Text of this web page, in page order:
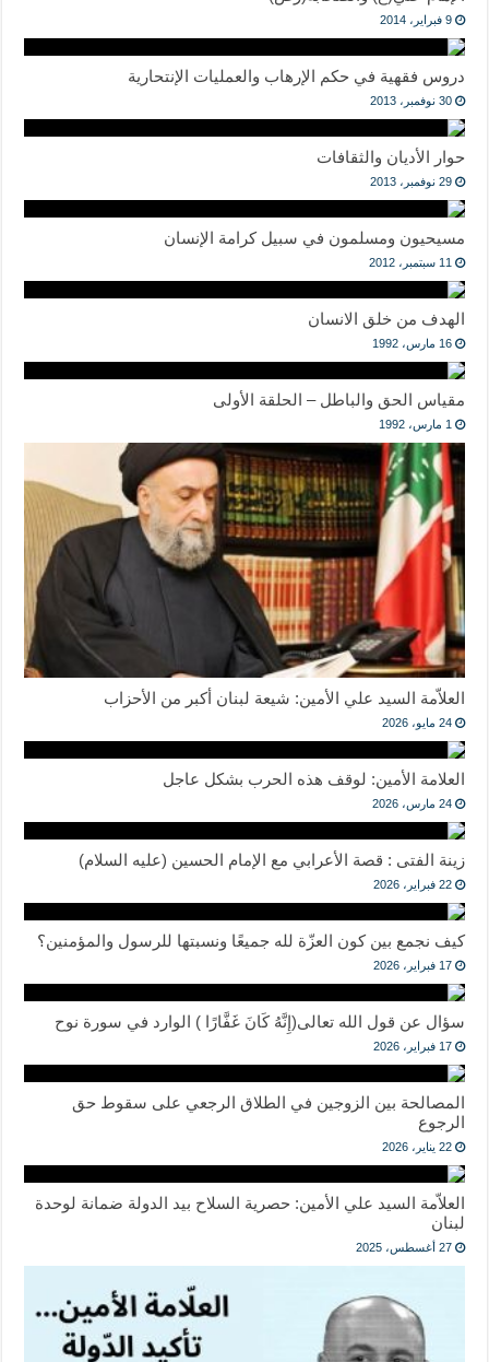
9 فبراير، 2014
دروس فقهية في حكم الإرهاب والعمليات الإنتحارية
30 نوفمبر، 2013
حوار الأديان والثقافات
29 نوفمبر، 2013
مسيحيون ومسلمون في سبيل كرامة الإنسان
11 سبتمبر، 2012
الهدف من خلق الانسان
16 مارس، 1992
مقياس الحق والباطل – الحلقة الأولى
1 مارس، 1992
العلاّمة السيد علي الأمين: شيعة لبنان أكبر من الأحزاب
24 مايو، 2026
العلامة الأمين: لوقف هذه الحرب بشكل عاجل
24 مارس، 2026
زينة الفتى : قصة الأعرابي مع الإمام الحسين (عليه السلام)
22 فبراير، 2026
كيف نجمع بين كون العزّة لله جميعًا ونسبتها للرسول والمؤمنين؟
17 فبراير، 2026
سؤال عن قول الله تعالى(إِنَّهُ كَانَ غَفَّارًا ) الوارد في سورة نوح
17 فبراير، 2026
المصالحة بين الزوجين في الطلاق الرجعي على سقوط حق
الرجوع
22 يناير، 2026
العلاّمة السيد علي الأمين: حصرية السلاح بيد الدولة ضمانة لوحدة
لبنان
27 أغسطس، 2025